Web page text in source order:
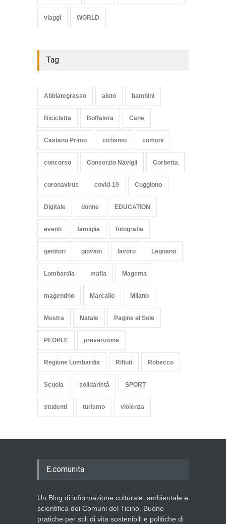
viaggi WORLD
Tag
Abbiategrasso aiuto bambini
Bicicletta Boffalora Cane
Castano Primo ciclismo comuni
concorso Consorzio Navigli Corbetta
coronavirus covid-19 Cuggiono
Digitale donne EDUCATION
eventi famiglia fotografia
genitori giovani lavoro Legnano
Lombardia mafia Magenta
magentino Marcallo Milano
Mostra Natale Pagine al Sole
PEOPLE prevenzione
Regione Lombardia Rifiuti Robecco
Scuola solidarietà SPORT
studenti turismo violenza
E.comunita
Un Blog di informazione culturale, ambientale e
scientifica dei Comuni del Ticino. Buone
pratiche per stili di vita sostenibili e politiche di